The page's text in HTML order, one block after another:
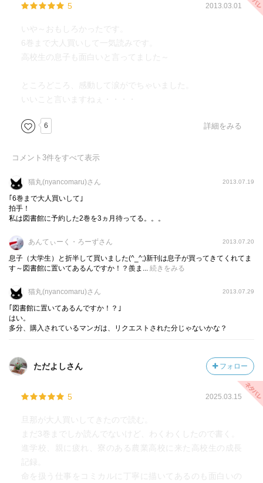
5 2013.03.01
いや～おもしろかったです。
6巻まで大人買いして一気読みです。
高校生の息子も面白いと言ってました～
ところどころ、感動して涙がでちゃいました。
いいこと言いますねぇ・・・・
6 詳細をみる
コメント 3件をすべて表示
猫丸(nyancomaru)さん 2013.07.19
｢6巻まで大人買いして｣
拍手！
私は図書館に予約した2巻を3ヵ月待ってる。。。
あんてぃーく・ろーずさん 2013.07.20
息子（大学生）と折半して買いました(^_^;)新刊は息子が買ってきてくれてま
す～図書館に置いてあるんですか！？羨ま... 続きをみる
猫丸(nyancomaru)さん 2013.07.29
｢図書館に置いてあるんですか！？｣
はい。
多分、購入されているマンガは、リクエストされた分じゃないかな？
ただよしさん フォロー
5 2025.03.15
旦那が大人買いしてきたので読む。
まだ3巻までしか読んでないけど、わくわくしたので書く。
進学校、親に疲れ、寮のある農業高校に来た高校生の成長
記録。
命を扱う仕事をコミカルに丁寧に描いてあるのも面白いの